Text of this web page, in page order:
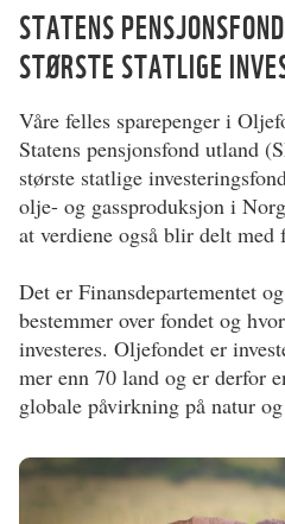
STATENS
STØRSTE STATLIGE
Våre felles sparepenger i
Statens pensjonsfond utland
største statlige
olje- og gassproduksjon i
at verdiene også blir delt med
Det er Finansdepartementet
bestemmer over fondet og
investeres. Oljefondet er
mer enn 70 land og er derfor
globale påvirkning på natur